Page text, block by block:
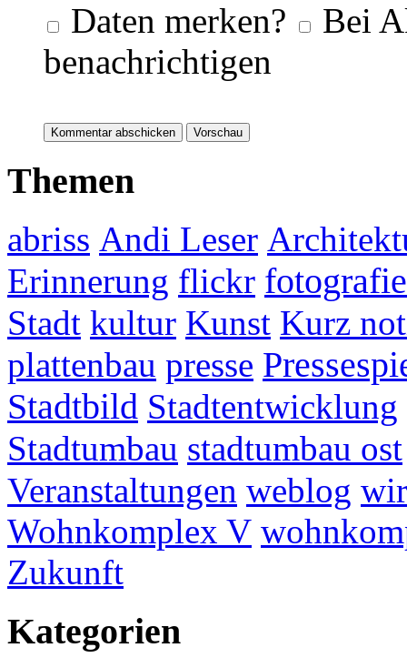
Daten merken?
Bei
benachrichtigen
Themen
abriss Andi Leser
Erinnerung flickr fotografie
Stadt kultur Kunst Kurz
plattenbau presse
Stadtbild Stadtentwicklung
Stadtumbau stadtumbau ost
Veranstaltungen weblog
Wohnkomplex V
Zukunft
Kategorien